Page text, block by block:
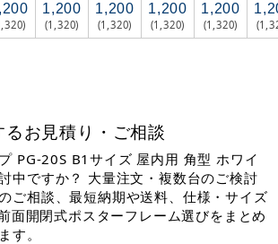
1,200
(1,320)
1,200
(1,320)
1,200
(1,320)
1,200
(1,320)
お見積り・ご相談
PG-20S B1サイズ 屋内用 角型 ホワイ
中ですか？ 大量注文・複数台のご検討
ご相談、最短納期や送料、仕様・サイズ
面開閉式ポスターフレーム選びをまとめ
す。